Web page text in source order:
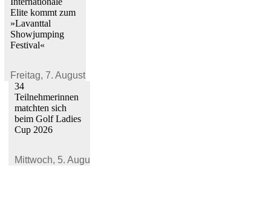
Elite kommt zum
»Lavanttal
Showjumping
Festival«
Freitag, 7. August 2026
34
Teilnehmerinnen
matchten sich
beim Golf Ladies
Cup 2026
Mittwoch, 5. August 2026